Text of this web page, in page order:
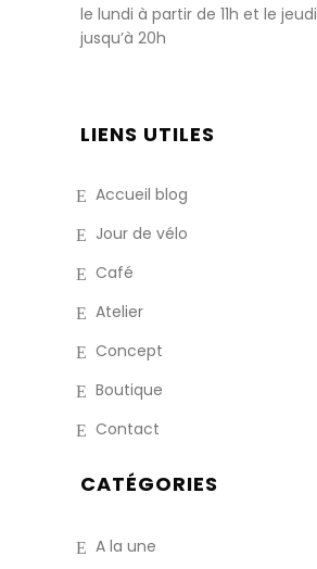
le lundi à partir de 11h et le jeudi
jusqu’à 20h
LIENS UTILES
Accueil blog
Jour de vélo
Café
Atelier
Concept
Boutique
Contact
CATÉGORIES
A la une